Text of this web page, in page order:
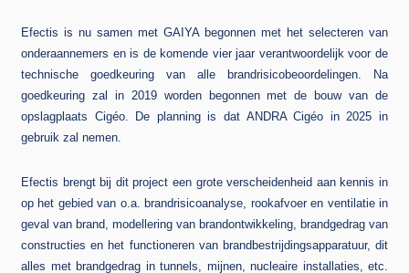
Efectis is nu samen met GAIYA begonnen met het selecteren van
onderaannemers en is de komende vier jaar verantwoordelijk voor de
technische goedkeuring van alle brandrisicobeoordelingen. Na
goedkeuring zal in 2019 worden begonnen met de bouw van de
opslagplaats Cigéo. De planning is dat ANDRA Cigéo in 2025 in
gebruik zal nemen.
Efectis brengt bij dit project een grote verscheidenheid aan kennis in
op het gebied van o.a. brandrisicoanalyse, rookafvoer en ventilatie in
geval van brand, modellering van brandontwikkeling, brandgedrag van
constructies en het functioneren van brandbestrijdingsapparatuur, dit
alles met brandgedrag in tunnels, mijnen, nucleaire installaties, etc.